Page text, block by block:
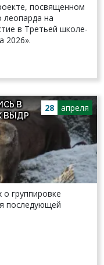
посвященном
леопарда на
в Третьей школе-
2026».
28 апреля
В
ВЫДР
группировке
последующей